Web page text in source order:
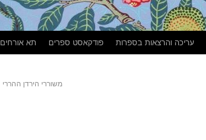
עריכה והרצאות בספרות פודקאסט ספרים תא אורחים
משוררי הירדן ההררי